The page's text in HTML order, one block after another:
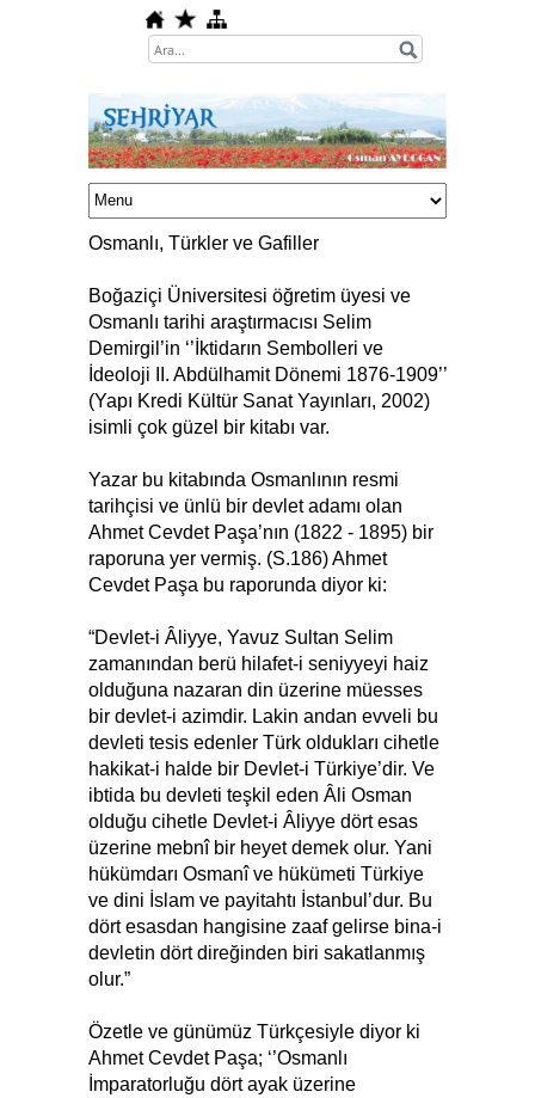
Osmanlı, Türkler ve Gafiller
Boğaziçi Üniversitesi öğretim üyesi ve
Osmanlı tarihi araştırmacısı Selim
Demirgil’in ‘’İktidarın Sembolleri ve
İdeoloji II. Abdülhamit Dönemi 1876-1909’’
(Yapı Kredi Kültür Sanat Yayınları, 2002)
isimli çok güzel bir kitabı var.
Yazar bu kitabında Osmanlının resmi
tarihçisi ve ünlü bir devlet adamı olan
Ahmet Cevdet Paşa’nın (1822 - 1895) bir
raporuna yer vermiş. (S.186) Ahmet
Cevdet Paşa bu raporunda diyor ki:
“Devlet-i Âliyye, Yavuz Sultan Selim
zamanından berü hilafet-i seniyyeyi haiz
olduğuna nazaran din üzerine müesses
bir devlet-i azimdir. Lakin andan evveli bu
devleti tesis edenler Türk oldukları cihetle
hakikat-i halde bir Devlet-i Türkiye’dir. Ve
ibtida bu devleti teşkil eden Âli Osman
olduğu cihetle Devlet-i Âliyye dört esas
üzerine mebnî bir heyet demek olur. Yani
hükümdarı Osmanî ve hükümeti Türkiye
ve dini İslam ve payitahtı İstanbul’dur. Bu
dört esasdan hangisine zaaf gelirse bina-i
devletin dört direğinden biri sakatlanmış
olur.”
Özetle ve günümüz Türkçesiyle diyor ki
Ahmet Cevdet Paşa; ‘’Osmanlı
İmparatorluğu dört ayak üzerine